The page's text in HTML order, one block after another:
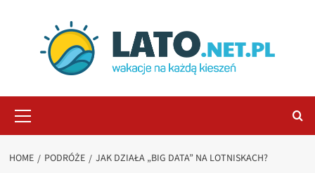
Menu
HOME PODRÓŻE JAK DZIAŁA „BIG DATA” NA LOTNISKACH?